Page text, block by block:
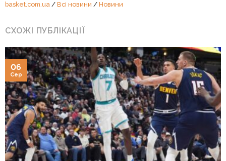
basket.com.ua/ Всі новини / Новини
СХОЖІ ПУБЛІКАЦІЇ
06
Сер